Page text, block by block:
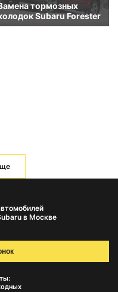
тормозных
Subaru Forester
в Москве